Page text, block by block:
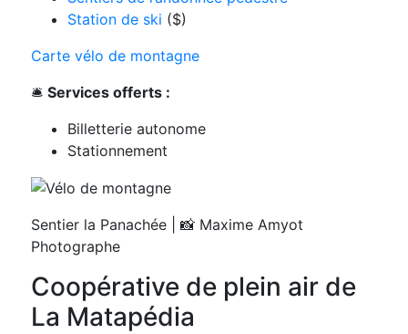
Station de ski ($)
Carte vélo de montagne
🛎️ Services offerts :
Billetterie autonome
Stationnement
Sentier la Panachée | 📸 Maxime Amyot
Photographe
Coopérative de plein air de
La Matapédia